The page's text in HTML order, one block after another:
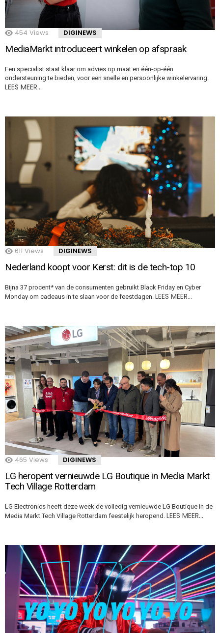
454 Views DIGINEWS
MediaMarkt introduceert winkelen op afspraak
Een specialist staat klaar om advies op maat en één-op-één
ondersteuning te bieden, voor een snelle en persoonlijke winkelervaring.
LEES MEER…
611 Views DIGINEWS
Nederland koopt voor Kerst: dit is de tech-top 10
Bijna 37 procent* van de consumenten gebruikt Black Friday en Cyber
Monday om cadeaus in te slaan voor de feestdagen. LEES MEER…
465 Views DIGINEWS
LG heropent vernieuwde LG Boutique in Media Markt
Tech Village Rotterdam
LG Electronics heeft deze week de volledig vernieuwde LG Boutique in de
Media Markt Tech Village Rotterdam feestelijk heropend. LEES MEER…